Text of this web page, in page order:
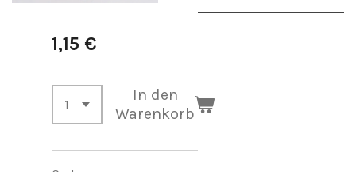
1,15 €
In den
Warenkorb